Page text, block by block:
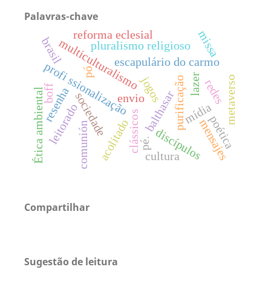
Palavras-chave
balthasar
envio
multiculturalismo
purificação
profi ssionalizaçãoescapulário do carmo
clássicos
sociedade
pluralismo religioso
discípulos
mídia
pó
pé.
comunión mensajes
jogos
resenha
lazer
acolitado
leitorado
redes
missa
brasil
poética
reforma eclesial
cultura
Ética ambientalboff metaverso
Compartilhar
Sugestão de leitura